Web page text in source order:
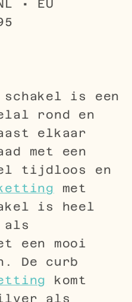
• EU
schakel is een
rond en
elkaar
met een
tijdloos en
met
is heel
als
een mooi
De curb
komt
als